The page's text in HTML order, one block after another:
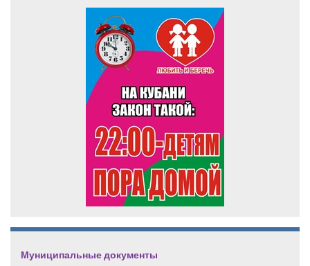
Муниципальные документы